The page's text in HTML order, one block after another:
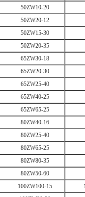
50ZW10-20
50ZW20-12
50ZW15-30
50ZW20-35
65ZW30-18
65ZW20-30
65ZW25-40
65ZW40-25
65ZW65-25
80ZW40-16
80ZW25-40
80ZW65-25
80ZW80-35
80ZW50-60
100ZW100-15